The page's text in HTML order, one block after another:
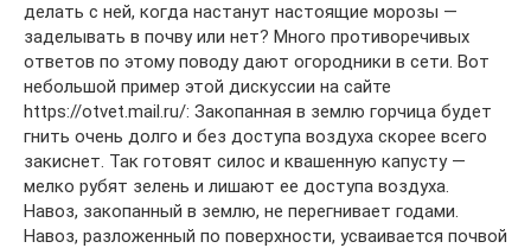
делать с ней, когда настанут настоящие морозы —
заделывать в почву или нет? Много противоречивых
ответов по этому поводу дают огородники в сети. Вот
небольшой пример этой дискуссии на сайте
https://otvet.mail.ru/: Закопанная в землю горчица будет
гнить очень долго и без доступа воздуха скорее всего
закиснет. Так готовят силос и квашенную капусту —
мелко рубят зелень и лишают ее доступа воздуха.
Навоз, закопанный в землю, не перегнивает годами.
Навоз, разложенный по поверхности, усваивается почвой